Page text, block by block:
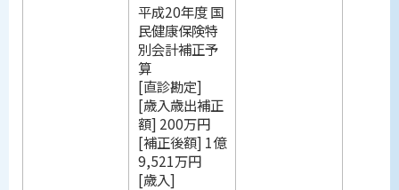
平成20年度 国
民健康保険特
別会計補正予
算
[直診勘定]
[歳入歳出補正
額] 200万円
[補正後額] 1億
9,521万円
[歳入]